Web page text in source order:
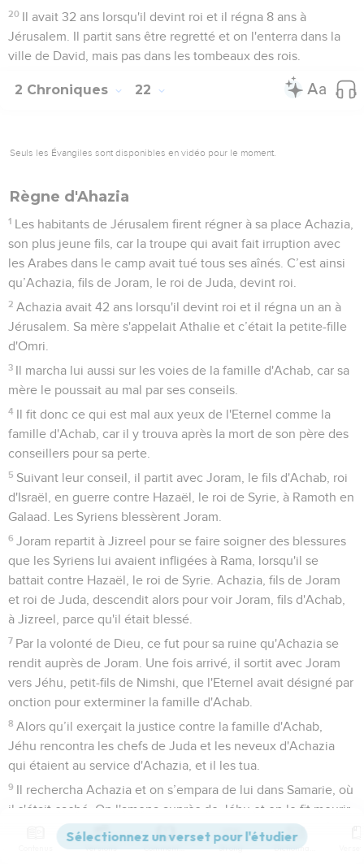
20 Il avait 32 ans lorsqu'il devint roi et il régna 8 ans à
Jérusalem. Il partit sans être regretté et on l'enterra dans la
ville de David, mais pas dans les tombeaux des rois.
2 Chroniques 22
Seuls les Évangiles sont disponibles en vidéo pour le moment.
Règne d'Ahazia
1 Les habitants de Jérusalem firent régner à sa place Achazia,
son plus jeune fils, car la troupe qui avait fait irruption avec
les Arabes dans le camp avait tué tous ses aînés. C’est ainsi
qu’Achazia, fils de Joram, le roi de Juda, devint roi.
2 Achazia avait 42 ans lorsqu'il devint roi et il régna un an à
Jérusalem. Sa mère s'appelait Athalie et c’était la petite-fille
d'Omri.
3 Il marcha lui aussi sur les voies de la famille d'Achab, car sa
mère le poussait au mal par ses conseils.
4 Il fit donc ce qui est mal aux yeux de l'Eternel comme la
famille d'Achab, car il y trouva après la mort de son père des
conseillers pour sa perte.
5 Suivant leur conseil, il partit avec Joram, le fils d'Achab, roi
d'Israël, en guerre contre Hazaël, le roi de Syrie, à Ramoth en
Galaad. Les Syriens blessèrent Joram.
6 Joram repartit à Jizreel pour se faire soigner des blessures
que les Syriens lui avaient infligées à Rama, lorsqu'il se
battait contre Hazaël, le roi de Syrie. Achazia, fils de Joram
et roi de Juda, descendit alors pour voir Joram, fils d'Achab,
à Jizreel, parce qu'il était blessé.
7 Par la volonté de Dieu, ce fut pour sa ruine qu'Achazia se
rendit auprès de Joram. Une fois arrivé, il sortit avec Joram
vers Jéhu, petit-fils de Nimshi, que l'Eternel avait désigné par
onction pour exterminer la famille d'Achab.
8 Alors qu’il exerçait la justice contre la famille d'Achab,
Jéhu rencontra les chefs de Juda et les neveux d'Achazia
qui étaient au service d'Achazia, et il les tua.
9 Il rechercha Achazia et on s’empara de lui dans Samarie, où
il s'était caché. On l'amena auprès de Jéhu et on le fit mourir.
Puis on l'enterra, car on se disait : « C'est le petit-fils de
Josaphat, qui, lui, cherchait l'Eternel de tout son cœur. » Et il
Versions Commentaires Strong